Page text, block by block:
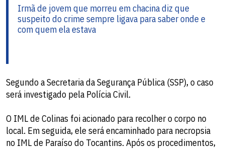
Irmã de jovem que morreu em chacina diz que
suspeito do crime sempre ligava para saber onde e
com quem ela estava
Segundo a Secretaria da Segurança Pública (SSP), o caso
será investigado pela Polícia Civil.
O IML de Colinas foi acionado para recolher o corpo no
local. Em seguida, ele será encaminhado para necropsia
no IML de Paraíso do Tocantins. Após os procedimentos,